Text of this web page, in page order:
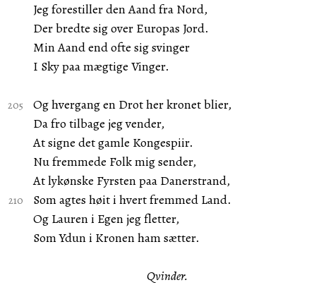
Jeg forestiller den Aand fra Nord,
Der bredte sig over Europas Jord.
Min Aand end ofte sig svinger
I Sky paa mægtige Vinger.
Og hvergang en Drot her kronet blier,
Da fro tilbage jeg vender,
At signe det gamle Kongespiir.
Nu fremmede Folk mig sender,
At lykønske Fyrsten paa Danerstrand,
Som agtes høit i hvert fremmed Land.
Og Lauren i Egen jeg fletter,
Som Ydun i Kronen ham sætter.
Qvinder.